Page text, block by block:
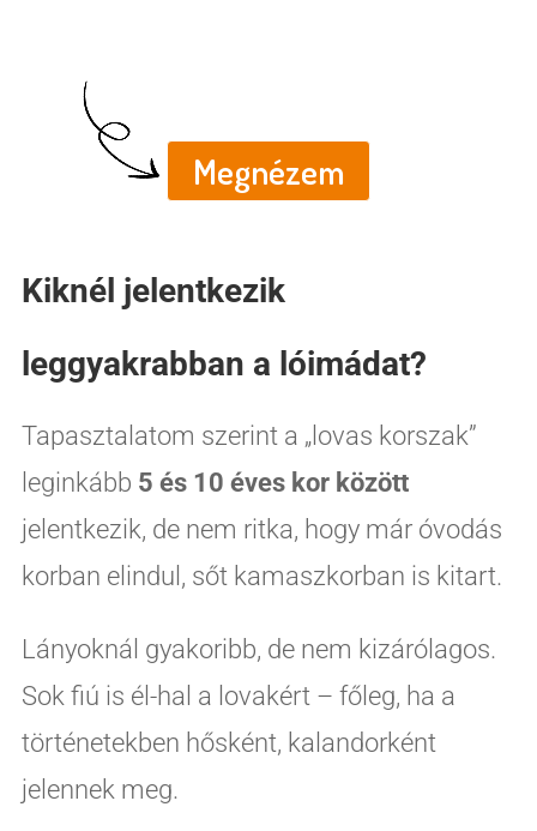
Megnézem
Kiknél jelentkezik
leggyakrabban a lóimádat?
Tapasztalatom szerint a „lovas korszak”
leginkább 5 és 10 éves kor között
jelentkezik, de nem ritka, hogy már óvodás
korban elindul, sőt kamaszkorban is kitart.
Lányoknál gyakoribb, de nem kizárólagos.
Sok fiú is él-hal a lovakért – főleg, ha a
történetekben hősként, kalandorként
jelennek meg.